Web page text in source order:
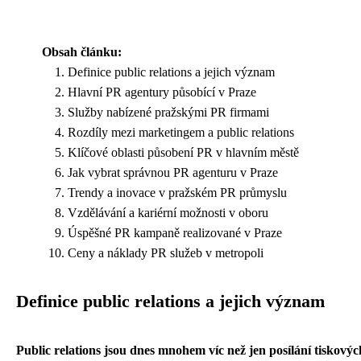
Obsah článku:
Definice public relations a jejich význam
Hlavní PR agentury působící v Praze
Služby nabízené pražskými PR firmami
Rozdíly mezi marketingem a public relations
Klíčové oblasti působení PR v hlavním městě
Jak vybrat správnou PR agenturu v Praze
Trendy a inovace v pražském PR průmyslu
Vzdělávání a kariérní možnosti v oboru
Úspěšné PR kampaně realizované v Praze
Ceny a náklady PR služeb v metropoli
Definice public relations a jejich význam
Public relations jsou dnes mnohem víc než jen posílání